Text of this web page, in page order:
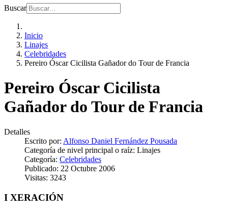
Buscar
Inicio
Linajes
Celebridades
Pereiro Óscar Cicilista Gañador do Tour de Francia
Pereiro Óscar Cicilista
Gañador do Tour de Francia
Detalles
Escrito por: Alfonso Daniel Fernández Pousada
Categoría de nivel principal o raíz: Linajes
Categoría: Celebridades
Publicado: 22 Octubre 2006
Visitas: 3243
I XERACIÓN